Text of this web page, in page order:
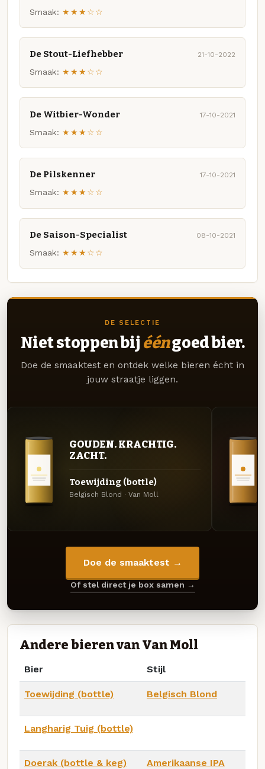
Smaak: ★★★☆☆
De Stout-Liefhebber 21-10-2022
Smaak: ★★★☆☆
De Witbier-Wonder 17-10-2021
Smaak: ★★★☆☆
De Pilskenner 17-10-2021
Smaak: ★★★☆☆
De Saison-Specialist 08-10-2021
Smaak: ★★★☆☆
DE SELECTIE
Niet stoppen bij ééngoed bier.
Doe de smaaktest en ontdek welke bieren écht in
jouw straatje liggen.
GOUDEN. KRACHTIG.
ZACHT.
Toewijding (bottle)
Belgisch Blond · Van Moll
Doe de smaaktest →
Of stel direct je box samen →
Andere bieren van Van Moll
Bier Stijl
Toewijding (bottle) Belgisch Blond
Langharig Tuig (bottle)
Doerak (bottle & keg) Amerikaanse IPA